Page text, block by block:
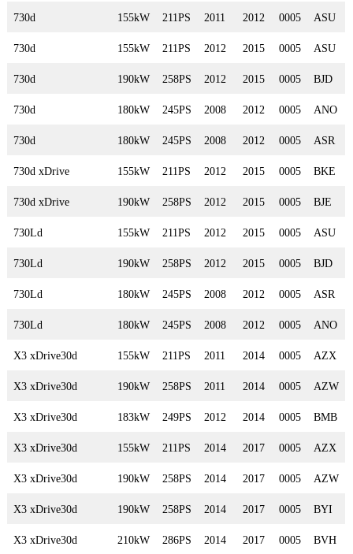
730d 155kW 211PS 2011 2012 0005 ASU
730d 155kW 211PS 2012 2015 0005 ASU
730d 190kW 258PS 2012 2015 0005 BJD
730d 180kW 245PS 2008 2012 0005 ANO
730d 180kW 245PS 2008 2012 0005 ASR
730d xDrive 155kW 211PS 2012 2015 0005 BKE
730d xDrive 190kW 258PS 2012 2015 0005 BJE
730Ld 155kW 211PS 2012 2015 0005 ASU
730Ld 190kW 258PS 2012 2015 0005 BJD
730Ld 180kW 245PS 2008 2012 0005 ASR
730Ld 180kW 245PS 2008 2012 0005 ANO
X3 xDrive30d 155kW 211PS 2011 2014 0005 AZX
X3 xDrive30d 190kW 258PS 2011 2014 0005 AZW
X3 xDrive30d 183kW 249PS 2012 2014 0005 BMB
X3 xDrive30d 155kW 211PS 2014 2017 0005 AZX
X3 xDrive30d 190kW 258PS 2014 2017 0005 AZW
X3 xDrive30d 190kW 258PS 2014 2017 0005 BYI
X3 xDrive30d 210kW 286PS 2014 2017 0005 BVH